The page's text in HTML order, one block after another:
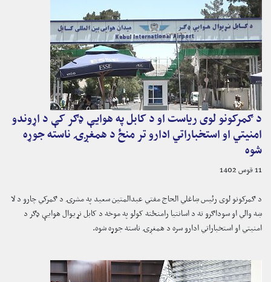
د ګمرکونو لوی ریاست او د کابل په هوایې ډګر کې د اړوندو
امنیتي او استخباراتي ادارو تر منځ د همغږۍ ناسته جوړه
شوه
11 قوس 1402
د ګمرکونو لوی رئیس ښاغلي الحاج مفتي عبدالمتین سعید په مشرۍ د ګمرکي چارو د لا
ښه والي او سوداګرو ته د اسانتیا رامنځته کولو په موخه د کابل نړیوال هوایې ډګر د
امنیتي او استخباراتي ادارو سره د همغږۍ ناسته جوړه شوه.